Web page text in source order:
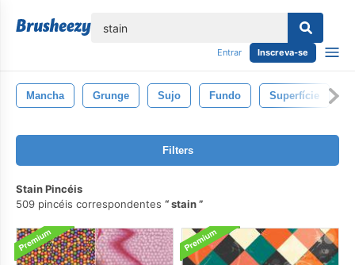
Entrar Inscreva-se
Mancha Grunge Sujo Fundo Superfície
Filters
Stain Pincéis
509 pincéis correspondentes
stain